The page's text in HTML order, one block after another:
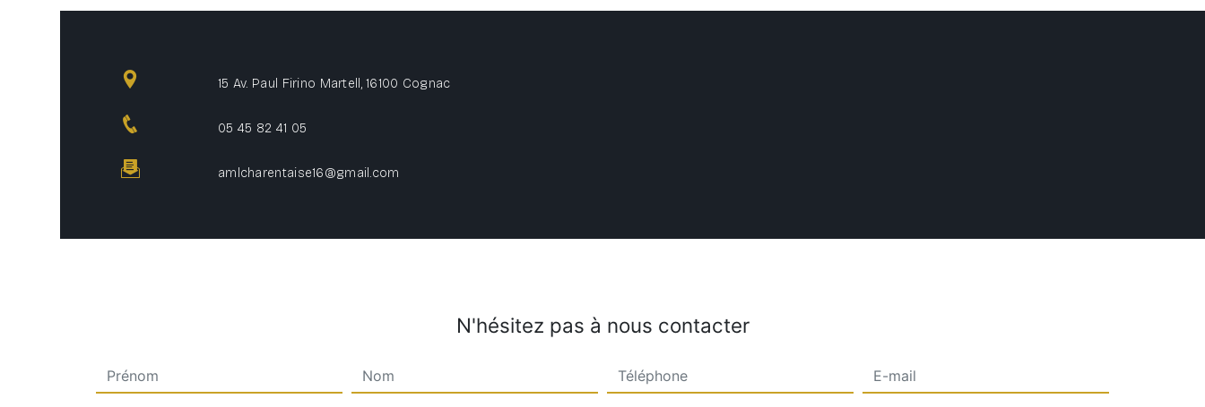
15 Av. Paul Firino Martell, 16100 Cognac
05 45 82 41 05
amlcharentaise16@gmail.com
N'hésitez pas à nous contacter